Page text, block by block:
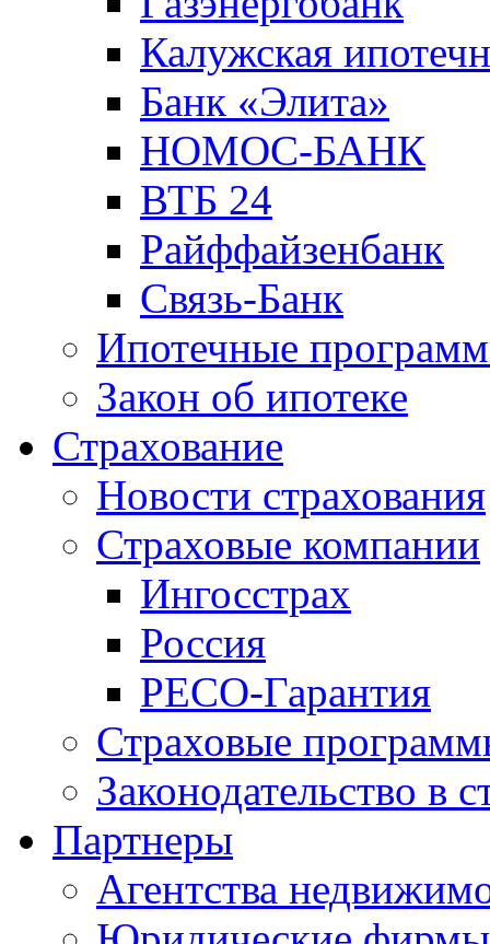
Калужская
Банк «Элита»
НОМОС-БАНК
ВТБ 24
Райффайзенбанк
Связь-Банк
Ипотечные
Закон об ипотеке
Страхование
Новости страхования
Страховые компании
Ингосстрах
Россия
РЕСО-Гарантия
Страховые
Законодательство в
Партнеры
Агентства